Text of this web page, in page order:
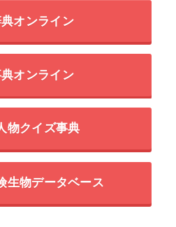
オンライン
オンライン
物クイズ事典
生物データベース